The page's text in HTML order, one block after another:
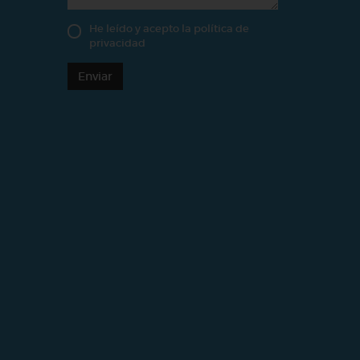
He leído y acepto la política de
privacidad
Enviar